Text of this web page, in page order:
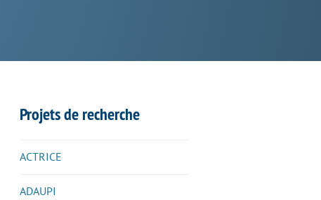
Projets de recherche
ACTRICE
ADAUPI